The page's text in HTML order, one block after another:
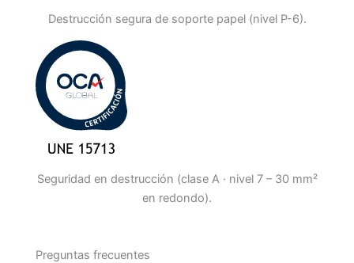
Destrucción segura de soporte papel (nivel P-6).
Seguridad en destrucción (clase A · nivel 7 – 30 mm²
en redondo).
Preguntas frecuentes